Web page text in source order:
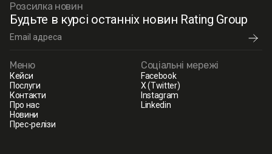
Розсилка новин
Будьте в курсі останніх новин Rating Group
Меню
Кейси
Послуги
Контакти
Про нас
Новини
Прес-релізи
Соціальні мережі
Facebook
X (Twitter)
Instagram
Linkedin